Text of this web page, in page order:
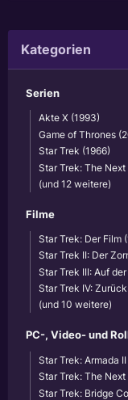
Kategorien
Serien
Akte X (1993)
Game of Thrones
Star Trek (1966)
Star Trek: The
(und 12 weitere)
Filme
Star Trek: Der Film
Star Trek II: Der
Star Trek III: Auf
Star Trek IV:
(und 10 weitere)
PC-, Video- und
Star Trek: Armada
Star Trek: The
Star Trek: Bridge